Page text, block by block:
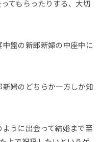
てもらったりする、大切
盤の新郎新婦の中座中に
婦のどちらか一方しか知
うに出会って結婚まで至